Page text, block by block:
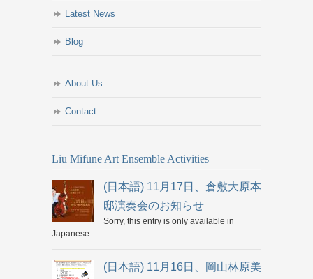
Latest News
Blog
About Us
Contact
Liu Mifune Art Ensemble Activities
(日本語) 11月17日、倉敷大原本
邸演奏会のお知らせ
Sorry, this entry is only available in
Japanese....
(日本語) 11月16日、岡山林原美